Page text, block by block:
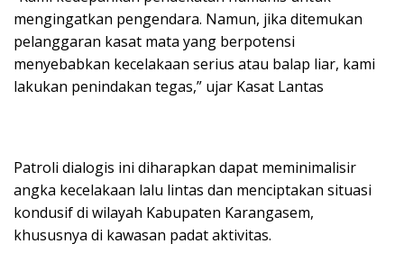
mengingatkan pengendara. Namun, jika ditemukan
pelanggaran kasat mata yang berpotensi
menyebabkan kecelakaan serius atau balap liar, kami
lakukan penindakan tegas,” ujar Kasat Lantas
Patroli dialogis ini diharapkan dapat meminimalisir
angka kecelakaan lalu lintas dan menciptakan situasi
kondusif di wilayah Kabupaten Karangasem,
khususnya di kawasan padat aktivitas.